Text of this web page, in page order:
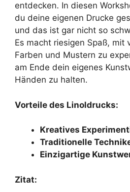
entdecken. In diesen
du deine eigenen Drucke
und das ist gar nicht so
Es macht riesigen Spaß, mit
Farben und Mustern zu
am Ende dein eigenes
Händen zu halten.
Vorteile des Linoldrucks:
Kreatives
Traditionelle
Einzigartige
Zitat: